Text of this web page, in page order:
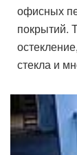
офисных
покрытий.
стекла и